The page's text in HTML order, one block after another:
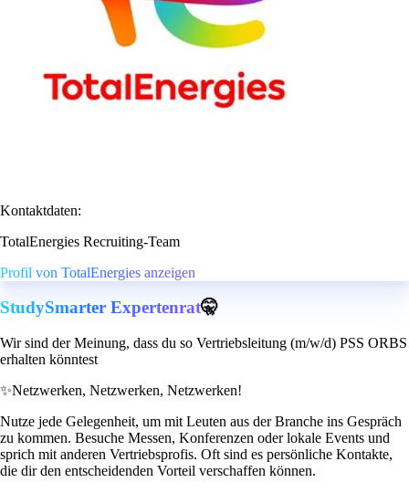
Kontaktdaten:
TotalEnergies Recruiting-Team
Profil von TotalEnergies anzeigen
StudySmarter Expertenrat🤫
Wir sind der Meinung, dass du so Vertriebsleitung (m/w/d) PSS ORBS
erhalten könntest
✨Netzwerken, Netzwerken, Netzwerken!
Nutze jede Gelegenheit, um mit Leuten aus der Branche ins Gespräch
zu kommen. Besuche Messen, Konferenzen oder lokale Events und
sprich mit anderen Vertriebsprofis. Oft sind es persönliche Kontakte,
die dir den entscheidenden Vorteil verschaffen können.